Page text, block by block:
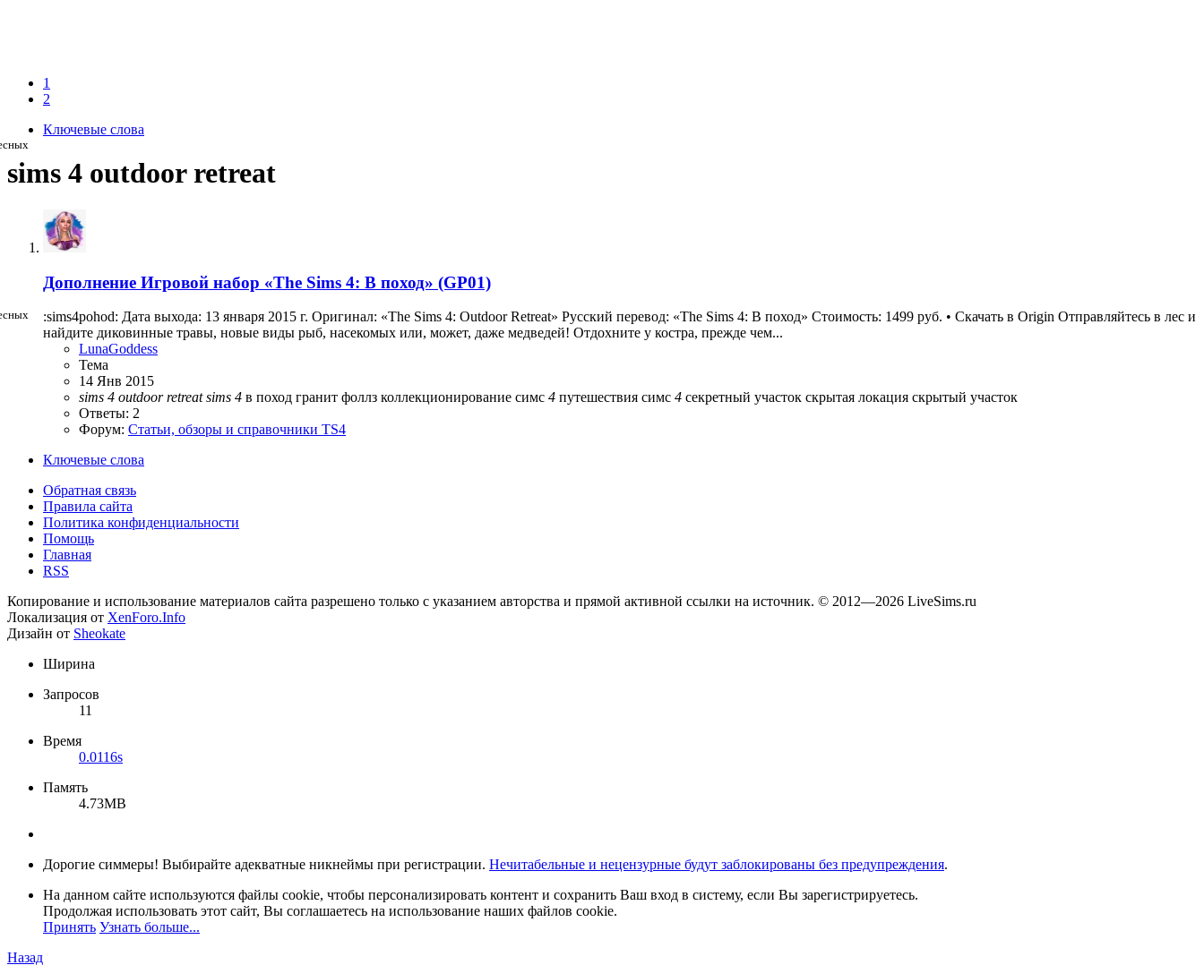
1
2
Ключевые слова
sims 4 outdoor retreat
Дополнение Игровой набор «The Sims 4: В поход» (GP01)
:sims4pohod: Дата выхода: 13 января 2015 г. Оригинал: «The Sims 4: Outdoor Retreat» Русский перевод: «The Sims 4: В поход» Стоимость: 1499 руб. • Скачать в Origin Отправляйтесь в лес и
найдите диковинные травы, новые виды рыб, насекомых или, может, даже медведей! Отдохните у костра, прежде чем...
LunaGoddess
Тема
14 Янв 2015
sims 4 outdoor retreat sims 4 в поход гранит фоллз коллекционирование симс 4 путешествия симс 4 секретный участок скрытая локация скрытый участок
Ответы: 2
Форум: Статьи, обзоры и справочники TS4
Ключевые слова
Обратная связь
Правила сайта
Политика конфиденциальности
Помощь
Главная
RSS
Копирование и использование материалов сайта разрешено только с указанием авторства и прямой активной ссылки на источник. © 2012—2026 LiveSims.ru
Локализация от XenForo.Info
Дизайн от Sheokate
Ширина
Запросов
11
Время
0.0116s
Память
4.73MB
Дорогие симмеры! Выбирайте адекватные никнеймы при регистрации. Нечитабельные и нецензурные будут заблокированы без предупреждения.
На данном сайте используются файлы cookie, чтобы персонализировать контент и сохранить Ваш вход в систему, если Вы зарегистрируетесь.
Продолжая использовать этот сайт, Вы соглашаетесь на использование наших файлов cookie.
Принять Узнать больше...
Назад